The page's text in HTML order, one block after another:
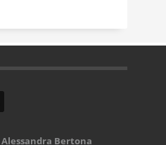
Alessandra Bertona